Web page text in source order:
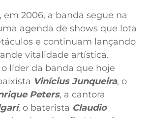
em 2006, a banda segue na
agenda de shows que lota
e continuam lançando
vitalidade artística.
líder da banda que hoje
Vinícius Junqueira, o
Peters, a cantora
, o baterista Claudio